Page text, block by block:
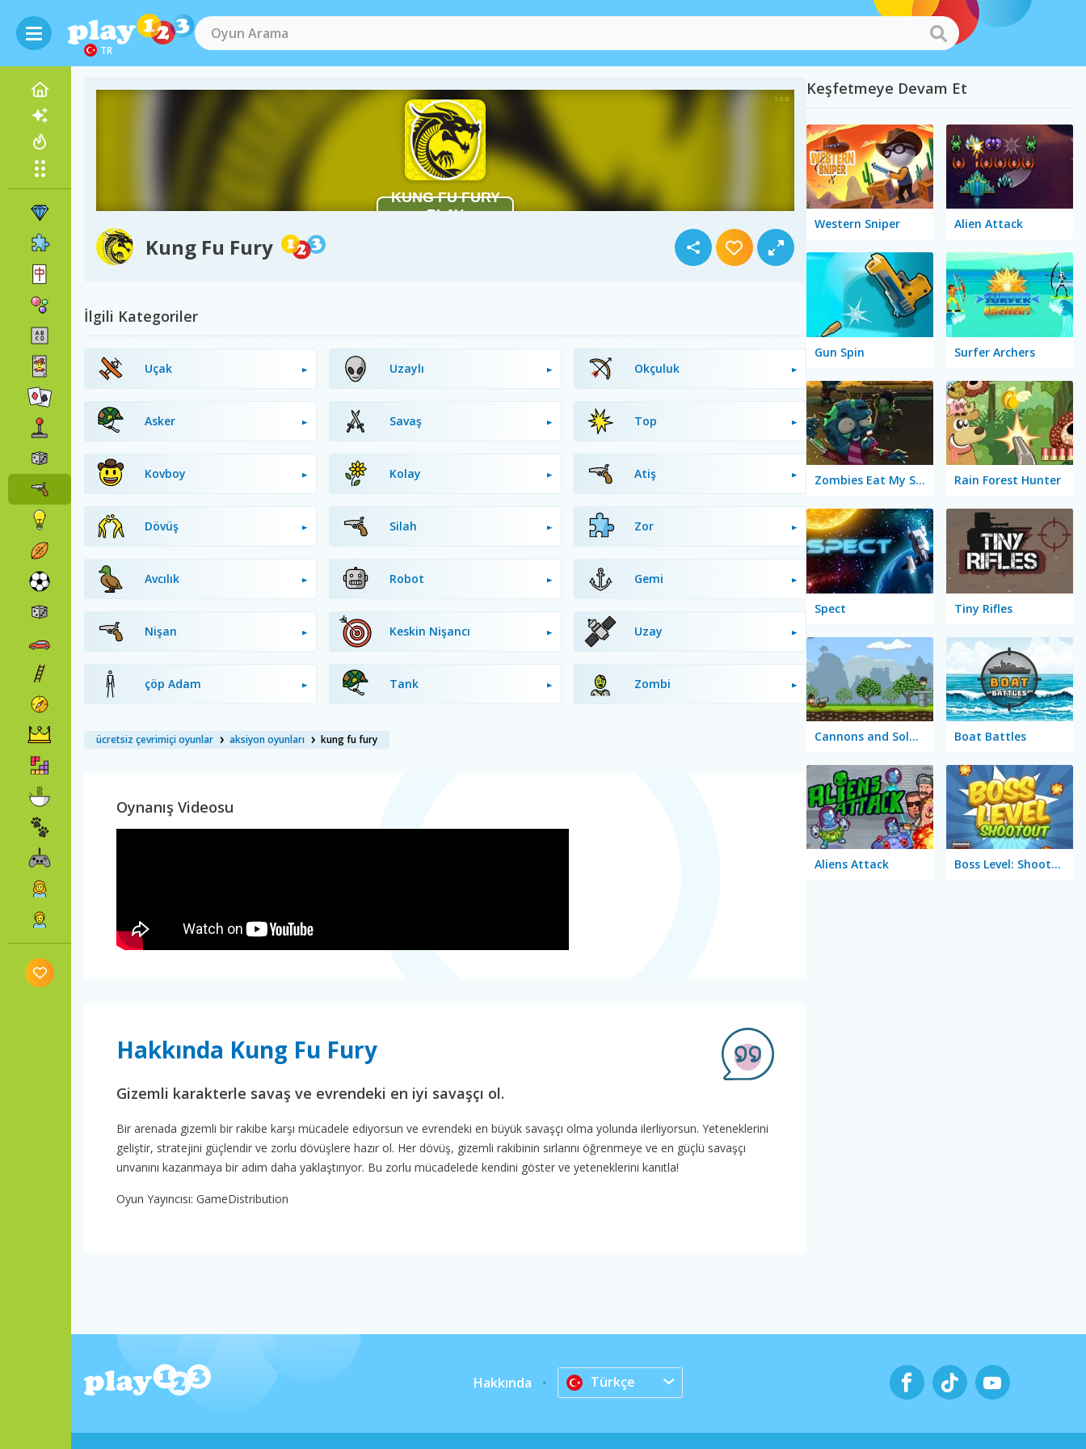
TR
Kung Fu Fury
İlgili Kategoriler
Uçak Uzaylı Okçuluk
Asker Savaş Top
Kovboy Kolay Atiş
Dövüş Silah Zor
Avcılık Robot Gemi
Nişan Keskin Nişancı Uzay
çöp Adam Tank Zombi
ücretsiz çevrimiçi oyunlar aksiyon oyunları kung fu fury
Oynanış Videosu
Hakkında Kung Fu Fury
Gizemli karakterle savaş ve evrendeki en iyi savaşçı ol.
Bir arenada gizemli bir rakibe karşı mücadele ediyorsun ve evrendeki en büyük savaşçı olma yolunda ilerliyorsun. Yeteneklerini
geliştir, stratejini güçlendir ve zorlu dövüşlere hazır ol. Her dövüş, gizemli rakibinin sırlarını öğrenmeye ve en güçlü savaşçı
unvanını kazanmaya bir adım daha yaklaştırıyor. Bu zorlu mücadelede kendini göster ve yeteneklerini kanıtla!
Oyun Yayıncısı: GameDistribution
Keşfetmeye Devam Et
Western Sniper Alien Attack
Gun Spin Surfer Archers
Zombies Eat My Stocking Rain Forest Hunter
Spect Tiny Rifles
Cannons and Soldiers: Mountain Offense Boat Battles
Aliens Attack Boss Level: Shootout
Hakkında Türkçe